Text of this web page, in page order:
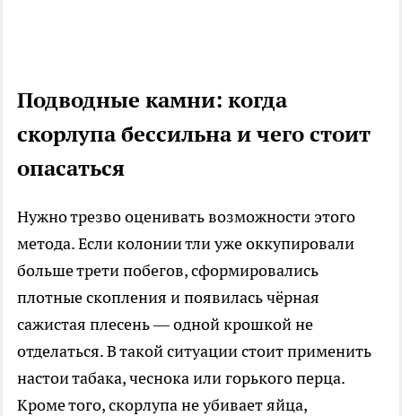
Подводные камни: когда
скорлупа бессильна и чего стоит
опасаться
Нужно трезво оценивать возможности этого
метода. Если колонии тли уже оккупировали
больше трети побегов, сформировались
плотные скопления и появилась чёрная
сажистая плесень — одной крошкой не
отделаться. В такой ситуации стоит применить
настои табака, чеснока или горького перца.
Кроме того, скорлупа не убивает яйца,